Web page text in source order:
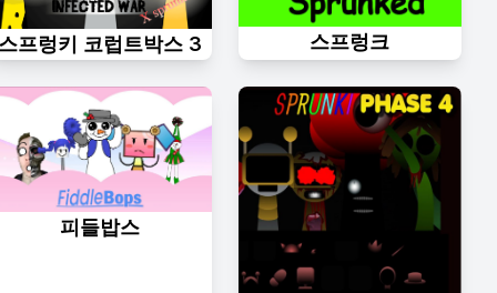
프렁키 코럽트박스 3 스프렁크
피들밥스